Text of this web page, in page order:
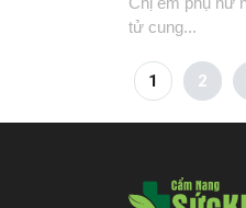
tử cung...
1 2